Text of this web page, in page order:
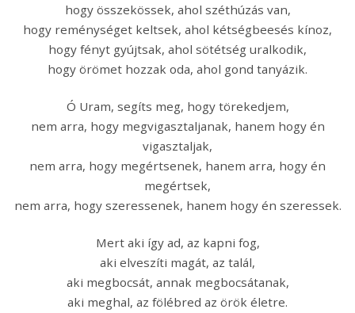
hogy összekössek, ahol széthúzás van,
hogy reménységet keltsek, ahol kétségbeesés kínoz,
hogy fényt gyújtsak, ahol sötétség uralkodik,
hogy örömet hozzak oda, ahol gond tanyázik.
Ó Uram, segíts meg, hogy törekedjem,
nem arra, hogy megvigasztaljanak, hanem hogy én
vigasztaljak,
nem arra, hogy megértsenek, hanem arra, hogy én
megértsek,
nem arra, hogy szeressenek, hanem hogy én szeressek.
Mert aki így ad, az kapni fog,
aki elveszíti magát, az talál,
aki megbocsát, annak megbocsátanak,
aki meghal, az fölébred az örök életre.